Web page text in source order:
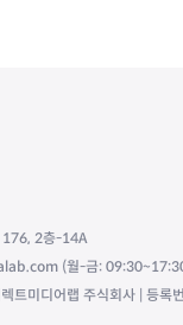
176, 2층-14A
(월-금:
트미디어랩 주식회사 | 등록